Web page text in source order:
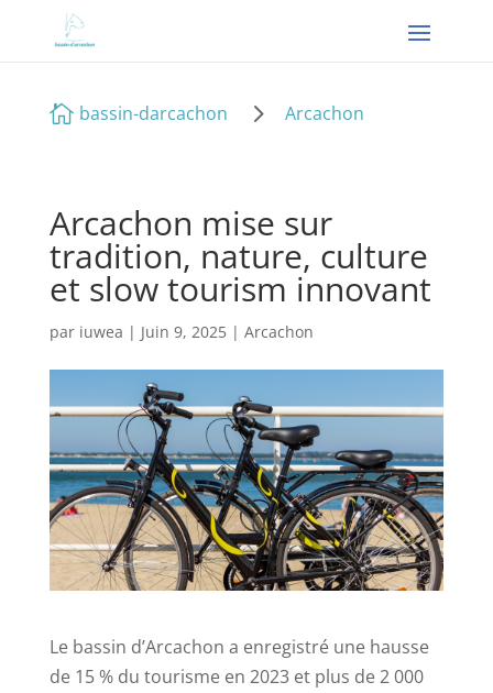
 bassin-darcachon 5 Arcachon
Arcachon mise sur
tradition, nature, culture
et slow tourism innovant
par iuwea | Juin 9, 2025| Arcachon
Le bassin d’Arcachon a enregistré une hausse
de 15 % du tourisme en 2023 et plus de 2 000